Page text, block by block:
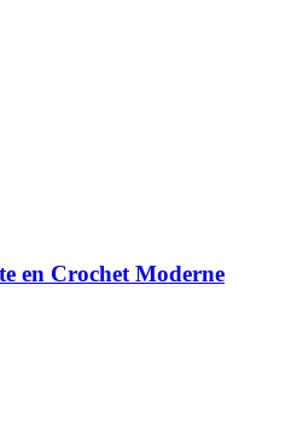
en Crochet Moderne